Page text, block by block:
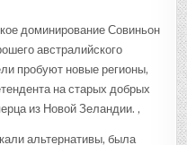
доминирование Совиньон
австралийского
пробуют новые регионы,
на старых добрых
из Новой Зеландии. ,
альтернативы, была